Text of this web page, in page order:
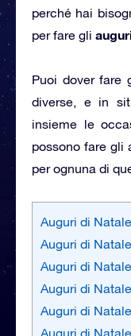
perché hai
per fare gli
Puoi dover fare
diverse, e in
insieme le
possono fare gli
per ognuna di
Auguri di
Auguri di
Auguri di
Auguri di
Auguri di
Auguri di